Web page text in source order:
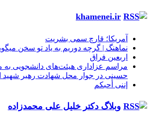
khamenei.ir
آمریکا؛ قارچ سمی بشریت
نماهنگ |‌ گرچه دوریم به یاد تو سخن
اربعین فراق
مراسم عزاداری هیئت‌های دانشجویی به
حسینی در جوار محل شهادت رهبر شهید
إننی أحبکم
وبلاگ دکتر خلیل علی محمدزاده